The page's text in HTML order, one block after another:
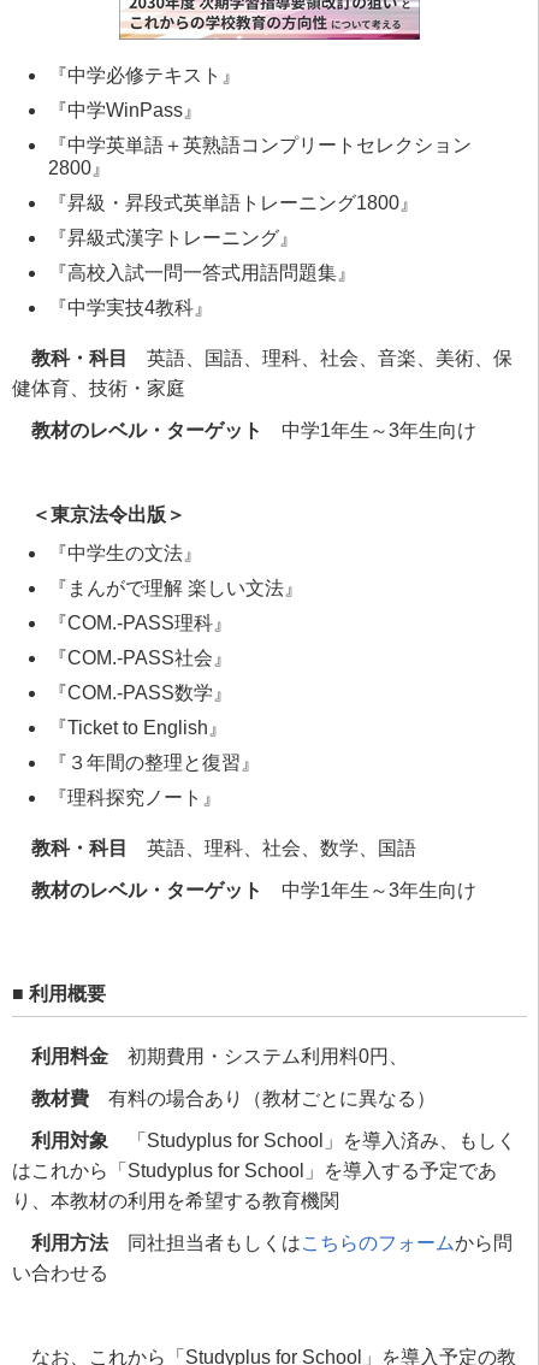
『中学必修テキスト』
『中学WinPass』
『中学英単語＋英熟語コンプリートセレクション
2800』
『昇級・昇段式英単語トレーニング1800』
『昇級式漢字トレーニング』
『高校入試一問一答式用語問題集』
『中学実技4教科』
教科・科目
英語、国語、理科、社会、音楽、美術、保
健体育、技術・家庭
教材のレベル・ターゲット 中学1年生～3年生向け
＜東京法令出版＞
『中学生の文法』
『まんがで理解 楽しい文法』
『COM.-PASS理科』
『COM.-PASS社会』
『COM.-PASS数学』
『Ticket to English』
『３年間の整理と復習』
『理科探究ノート』
教科・科目 英語、理科、社会、数学、国語
教材のレベル・ターゲット 中学1年生～3年生向け
■ 利用概要
利用料金 初期費用・システム利用料0円、
教材費 有料の場合あり（教材ごとに異なる）
利用対象 「Studyplus for School」を導入済み、もしく
はこれから「Studyplus for School」を導入する予定であ
り、本教材の利用を希望する教育機関
利用方法同社担当者もしくはこちらのフォームから問
い合わせる
なお、これから「Studyplus for School」を導入予定の教